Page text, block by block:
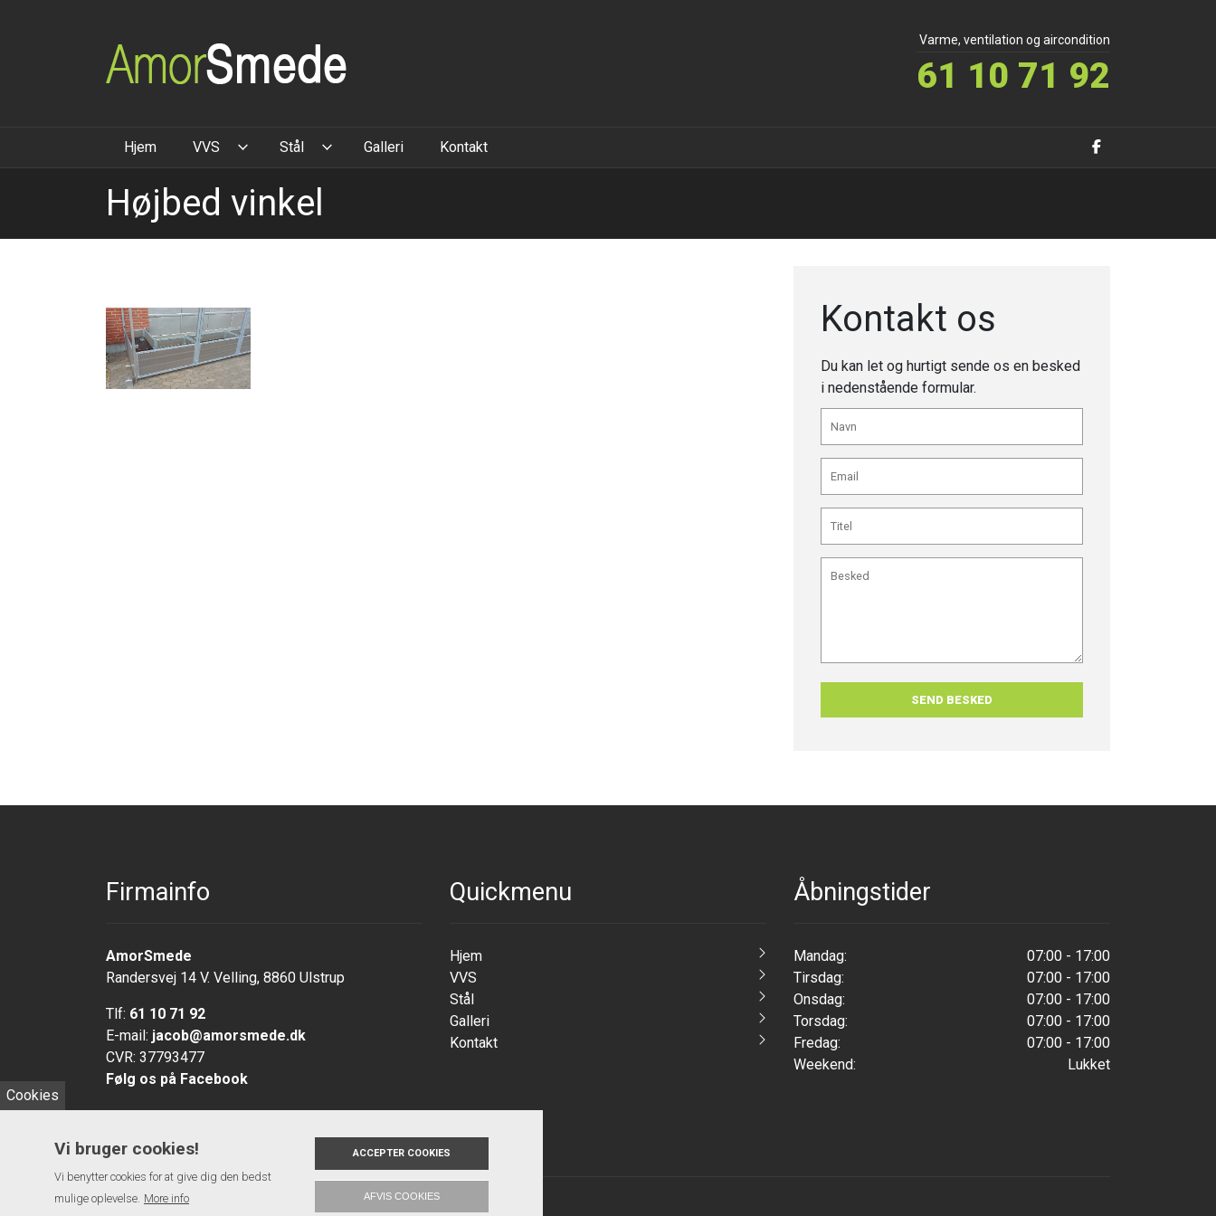
Varme, ventilation og aircondition
61 10 71 92
Hjem VVS Stål Galleri Kontakt
Højbed vinkel
Kontakt os
Du kan let og hurtigt sende os en besked
i nedenstående formular.
Firmainfo
AmorSmede
Randersvej 14 V. Velling, 8860 Ulstrup
Tlf: 61 10 71 92
E-mail: jacob@amorsmede.dk
CVR: 37793477
Følg os på Facebook
Quickmenu
Hjem
VVS
Stål
Galleri
Kontakt
Åbningstider
Mandag:
07:00 - 17:00
Tirsdag:
07:00 - 17:00
Onsdag:
07:00 - 17:00
Torsdag:
07:00 - 17:00
Fredag:
07:00 - 17:00
Weekend:
Lukket
Copyright 2026 AmorSmede
Cookies
Vi bruger cookies!
Vi benytter cookies for at give dig den bedst
mulige oplevelse. More info
ACCEPTER COOKIES
AFVIS COOKIES